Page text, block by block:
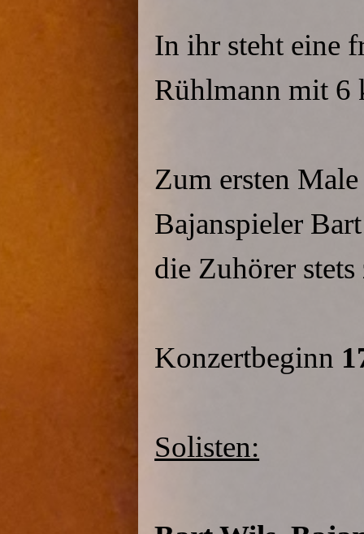
In ihr steht eine
Rühlmann mit 6
Zum ersten
Bajanspieler
die Zuhörer
Konzertbeginn
Solisten: